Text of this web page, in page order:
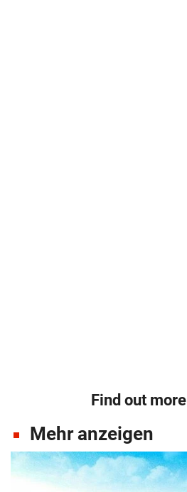
Find out more
Mehr anzeigen